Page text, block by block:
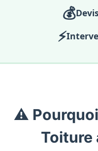
💰
⚡
⚠️
Toiture